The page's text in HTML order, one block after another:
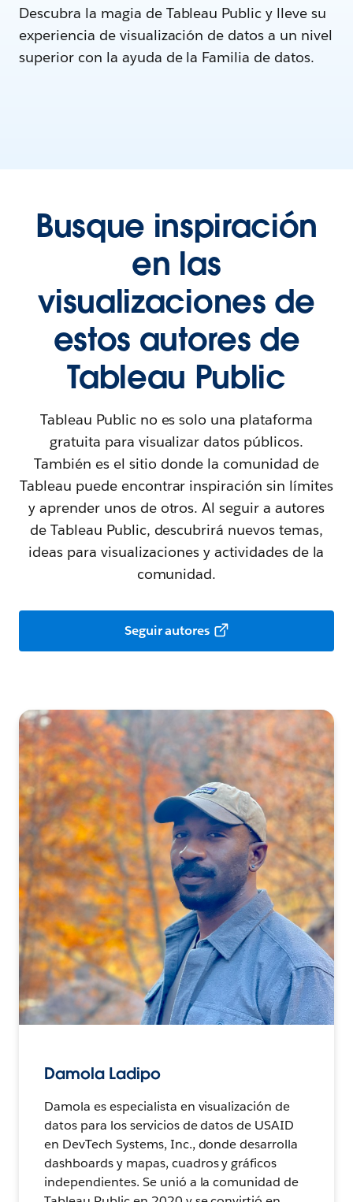
Descubra la magia de Tableau Public y lleve su
experiencia de visualización de datos a un nivel
superior con la ayuda de la Familia de datos.
Busque inspiración
en las
visualizaciones de
estos autores de
Tableau Public
Tableau Public no es solo una plataforma
gratuita para visualizar datos públicos.
También es el sitio donde la comunidad de
Tableau puede encontrar inspiración sin límites
y aprender unos de otros. Al seguir a autores
de Tableau Public, descubrirá nuevos temas,
ideas para visualizaciones y actividades de la
comunidad.
Seguir autores
Damola Ladipo
Damola es especialista en visualización de
datos para los servicios de datos de USAID
en DevTech Systems, Inc., donde desarrolla
dashboards y mapas, cuadros y gráficos
independientes. Se unió a la comunidad de